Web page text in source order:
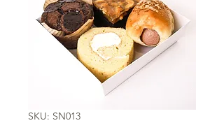
SKU: SN013